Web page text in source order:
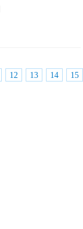
12 13 14
15